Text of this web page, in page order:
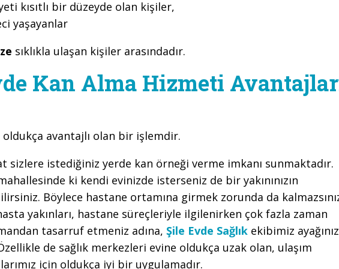
kısıtlı bir düzeyde olan kişiler,
yaşayanlar
sıklıkla ulaşan kişiler arasındadır.
Kan Alma Hizmeti
oldukça avantajlı olan bir işlemdir.
sizlere istediğiniz yerde kan örneği verme imkanı sunmaktadır.
ki kendi evinizde isterseniz de bir yakınınızın
Böylece hastane ortamına girmek zorunda da
yakınları, hastane süreçleriyle ilgilenirken çok fazla zaman
tasarruf etmeniz adına, Şile Evde Sağlık ekibimiz
de sağlık merkezleri evine oldukça uzak olan, ulaşım
için oldukça iyi bir uygulamadır.